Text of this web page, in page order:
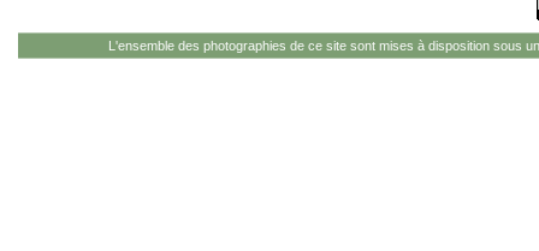
L'ensemble des photographies de ce site sont mises à disposition sous